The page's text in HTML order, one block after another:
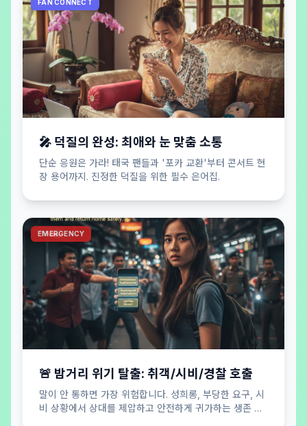
FAN CONNECT
🎤 덕질의 완성: 최애와 눈 맞춤 소통
단순 응원은 가라! 태국 팬들과 '포카 교환'부터 콘서트 현
장 용어까지. 진정한 덕질을 위한 필수 은어집.
EMERGENCY
🚨 밤거리 위기 탈출: 취객/시비/경찰 호출
말이 안 통하면 가장 위험합니다. 성희롱, 부당한 요구, 시
비 상황에서 상대를 제압하고 안전하게 귀가하는 생존 버